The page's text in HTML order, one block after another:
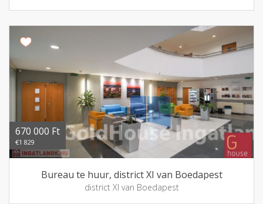
670 000 Ft
€1 829
Bureau te huur, district XI van Boedapest
district XI van Boedapest